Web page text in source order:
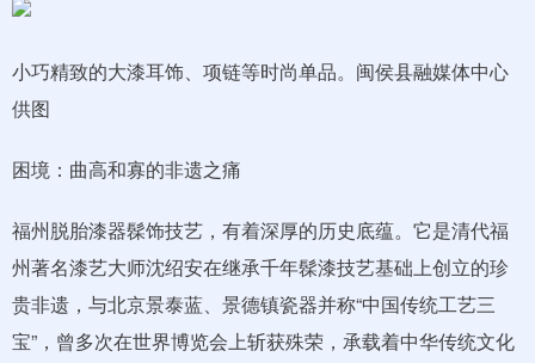
小巧精致的大漆耳饰、项链等时尚单品。闽侯县融媒体中心
供图
困境：曲高和寡的非遗之痛
福州脱胎漆器髹饰技艺，有着深厚的历史底蕴。它是清代福
州著名漆艺大师沈绍安在继承千年髹漆技艺基础上创立的珍
贵非遗，与北京景泰蓝、景德镇瓷器并称“中国传统工艺三
宝”，曾多次在世界博览会上斩获殊荣，承载着中华传统文化